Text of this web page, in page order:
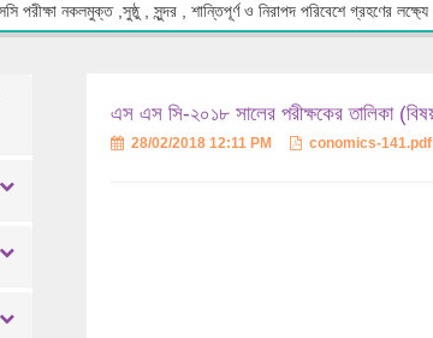
পরীক্ষা নকলমুক্ত ,সুষ্ঠু , সুন্দর , শান্তিপূর্ণ ও নিরাপদ পরিবেশে গ্রহণের লক্ষ্যে
এস এস সি-২০১৮ সালের পরীক্ষকের তালিকা
28/02/2018 12:11 PM conomics-141.pdf